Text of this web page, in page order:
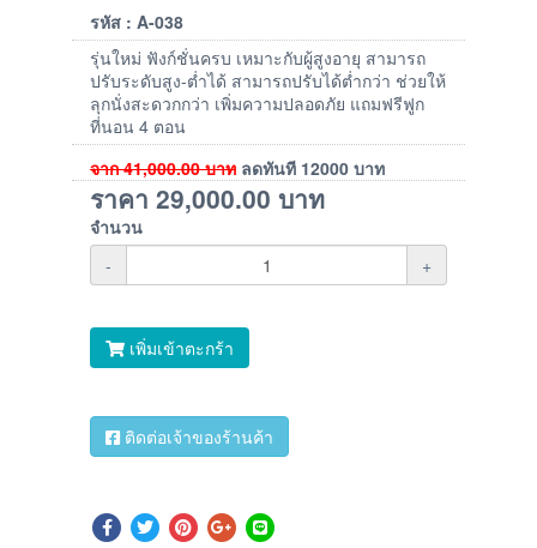
รหัส : A-038
รุ่นใหม่ ฟังก์ชั่นครบ เหมาะกับผู้สูงอายุ สามารถ
ปรับระดับสูง-ต่ำได้ สามารถปรับได้ต่ำกว่า ช่วยให้
ลุกนั่งสะดวกกว่า เพิ่มความปลอดภัย แถมฟรีฟูก
ที่นอน 4 ตอน
จาก41,000.00บาท ลดทันที 12000 บาท
ราคา 29,000.00 บาท
จำนวน
-
+
เพิ่มเข้าตะกร้า
ติดต่อเจ้าของร้านค้า